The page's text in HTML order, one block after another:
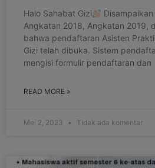
Halo Sahabat Gizi
Angkatan 2018, Angkatan 2019,
bahwa pendaftaran Asisten
Gizi telah dibuka. Sistem
mengisi formulir pendaftaran dan
READ MORE »
Mei 2, 2023 Tidak ada komentar